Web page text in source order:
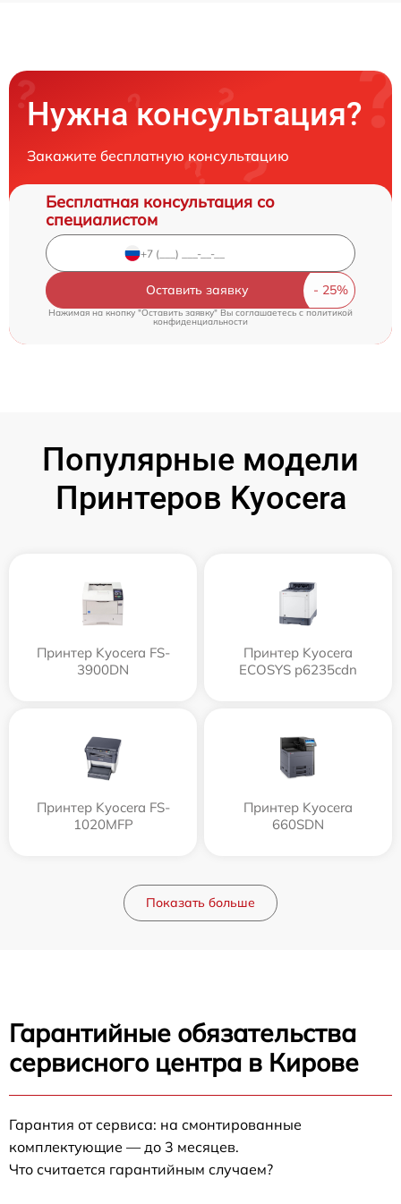
Нужна консультация?
Закажите бесплатную консультацию
Бесплатная консультация со
специалистом
Оставить заявку
Нажимая на кнопку "Оставить заявку" Вы соглашаетесь c политикой
конфиденциальности
Популярные модели
Принтеров Kyocera
Принтер Kyocera FS-
3900DN
Принтер Kyocera
ECOSYS p6235cdn
Принтер Kyocera FS-
1020MFP
Принтер Kyocera
660SDN
Показать больше
Гарантийные обязательства
сервисного центра в Кирове
Гарантия от сервиса: на смонтированные
комплектующие — до 3 месяцев.
Что считается гарантийным случаем?